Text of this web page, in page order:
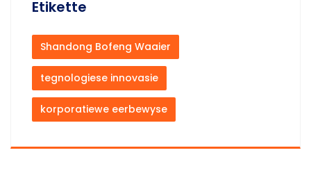
Etikette
Shandong Bofeng Waaier
tegnologiese innovasie
korporatiewe eerbewyse